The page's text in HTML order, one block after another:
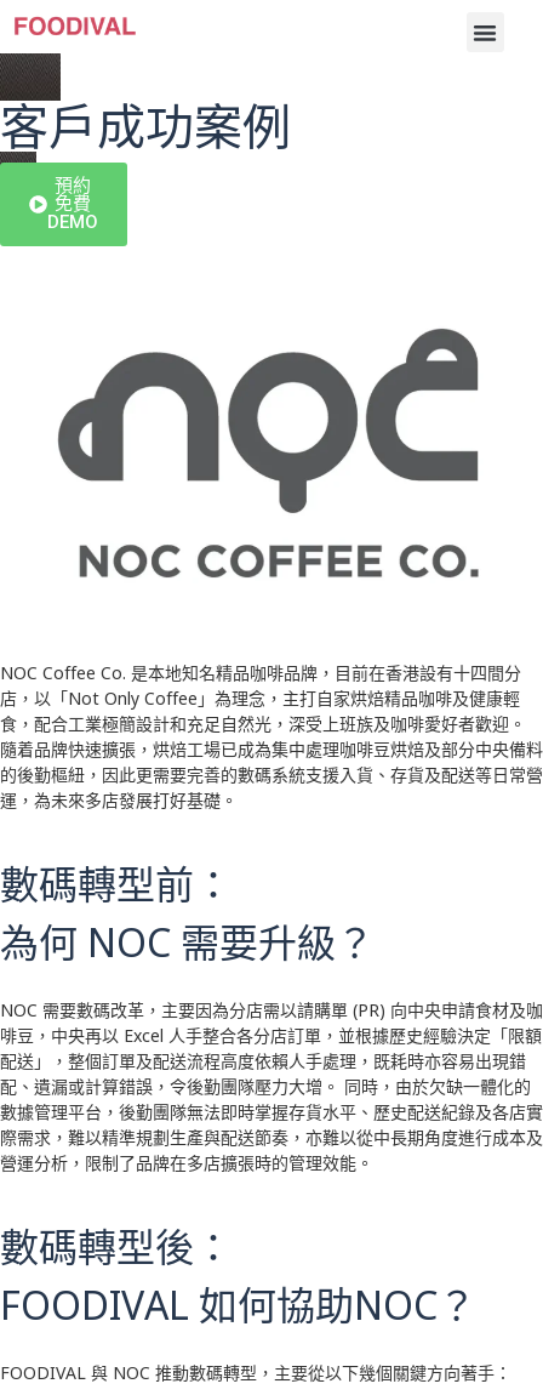
客戶成功案例
預約
免費
DEMO
介紹
NOC Coffee Co. 是本地知名精品咖啡品牌，目前在香港設有十四間分
店，以「Not Only Coffee」為理念，主打自家烘焙精品咖啡及健康輕
食，配合工業極簡設計和充足自然光，深受上班族及咖啡愛好者歡迎。
隨着品牌快速擴張，烘焙工場已成為集中處理咖啡豆烘焙及部分中央備料
的後勤樞紐，因此更需要完善的數碼系統支援入貨、存貨及配送等日常營
運，為未來多店發展打好基礎。​
數碼轉型前：
為何 NOC 需要升級？
NOC 需要數碼改革，主要因為分店需以請購單 (PR) 向中央申請食材及咖
啡豆，中央再以 Excel 人手整合各分店訂單，並根據歷史經驗決定「限額
配送」，整個訂單及配送流程高度依賴人手處理，既耗時亦容易出現錯
配、遺漏或計算錯誤，令後勤團隊壓力大增。 同時，由於欠缺一體化的
數據管理平台，後勤團隊無法即時掌握存貨水平、歷史配送紀錄及各店實
際需求，難以精準規劃生產與配送節奏，亦難以從中長期角度進行成本及
營運分析，限制了品牌在多店擴張時的管理效能。​
數碼轉型後：
FOODIVAL 如何協助NOC？
FOODIVAL 與 NOC 推動數碼轉型，主要從以下幾個關鍵方向著手：